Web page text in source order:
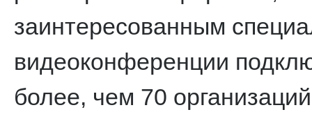
заинтересованным
видеоконференции
более, чем 70